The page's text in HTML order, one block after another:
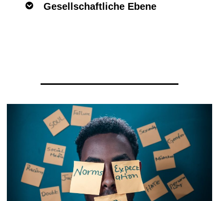
Gesellschaftliche Ebene